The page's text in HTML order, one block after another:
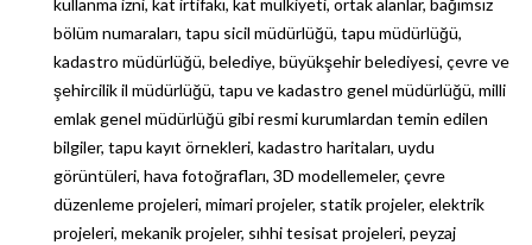
kullanma izni, kat irtifakı, kat mülkiyeti, ortak alanlar, bağımsız
bölüm numaraları, tapu sicil müdürlüğü, tapu müdürlüğü,
kadastro müdürlüğü, belediye, büyükşehir belediyesi, çevre ve
şehircilik il müdürlüğü, tapu ve kadastro genel müdürlüğü, milli
emlak genel müdürlüğü gibi resmi kurumlardan temin edilen
bilgiler, tapu kayıt örnekleri, kadastro haritaları, uydu
görüntüleri, hava fotoğrafları, 3D modellemeler, çevre
düzenleme projeleri, mimari projeler, statik projeler, elektrik
projeleri, mekanik projeler, sıhhi tesisat projeleri, peyzaj